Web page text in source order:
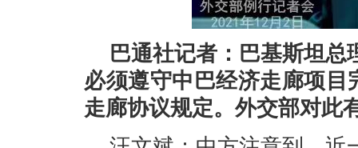
巴通社记者：巴基斯坦总
必须遵守中巴经济走廊项目
走廊协议规定。外交部对此